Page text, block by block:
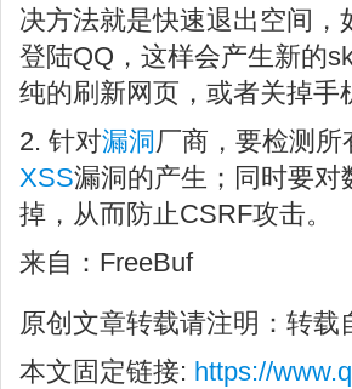
决方法就是快速退出空间
登陆QQ，这样会产生新的
纯的刷新网页，或者关掉
2. 针对漏洞厂商，要检测
XSS漏洞的产生；同时要
掉，从而防止CSRF攻击。
来自：FreeBuf
原创文章转载请注明：转载
本文固定链接: https://